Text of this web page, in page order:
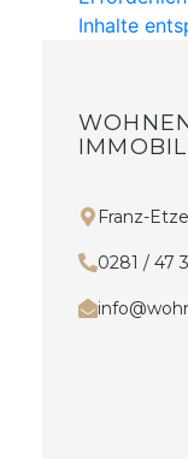
Inhalte
Franz-
0281 / 47